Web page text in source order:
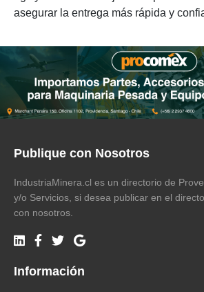
asegurar la entrega más rápida y
Publique con Nosotros
IndustriaMinera.cl es un directorio de
y/o Servicios, si desea publicar en el
con nosotros.
Información